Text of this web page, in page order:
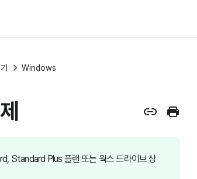
Windows
Standard Plus 플랜 또는 웍스 드라이브 상